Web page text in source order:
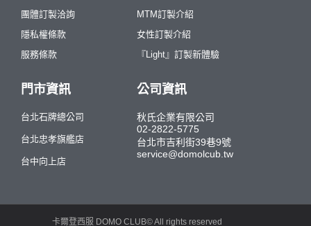
團體訂製洽詢
隱私權條款
服務條款
MTM訂製介紹
女性訂製介紹
『Light』訂製新體驗
門市資訊
台北石牌總公司
台北忠孝旗艦店
台中向上店
公司資訊
秋氏企業有限公司
02-2822-5775
台北市吉利街39巷9號
service@domolcub.tw
卡爾登西服 DOMO CLUB© All rights reserved